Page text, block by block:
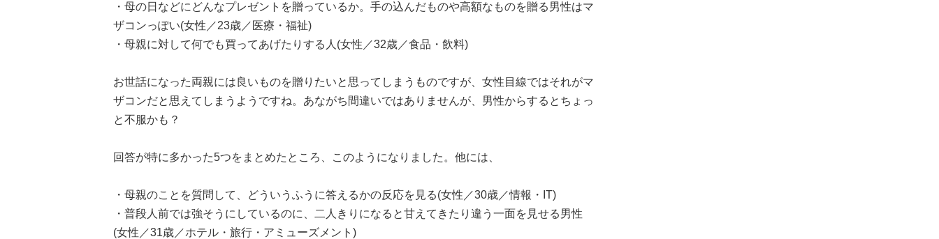
・母の日などにどんなプレゼントを贈っているか。手の込んだものや高額なものを贈る男性はマ
ザコンっぽい(女性／23歳／医療・福祉)
・母親に対して何でも買ってあげたりする人(女性／32歳／食品・飲料)
お世話になった両親には良いものを贈りたいと思ってしまうものですが、女性目線ではそれがマ
ザコンだと思えてしまうようですね。あながち間違いではありませんが、男性からするとちょっ
と不服かも？
回答が特に多かった5つをまとめたところ、このようになりました。他には、
・母親のことを質問して、どういうふうに答えるかの反応を見る(女性／30歳／情報・IT)
・普段人前では強そうにしているのに、二人きりになると甘えてきたり違う一面を見せる男性
(女性／31歳／ホテル・旅行・アミューズメント)